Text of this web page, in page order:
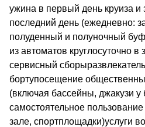
ужина в первый день круиза и
последний день (ежедневно:
полуденный и полуночный
из автоматов круглосуточно
сервисный
бортупосещение
(включая бассейны, джакузи у
самостоятельное
зале, спортплощадки)услуги